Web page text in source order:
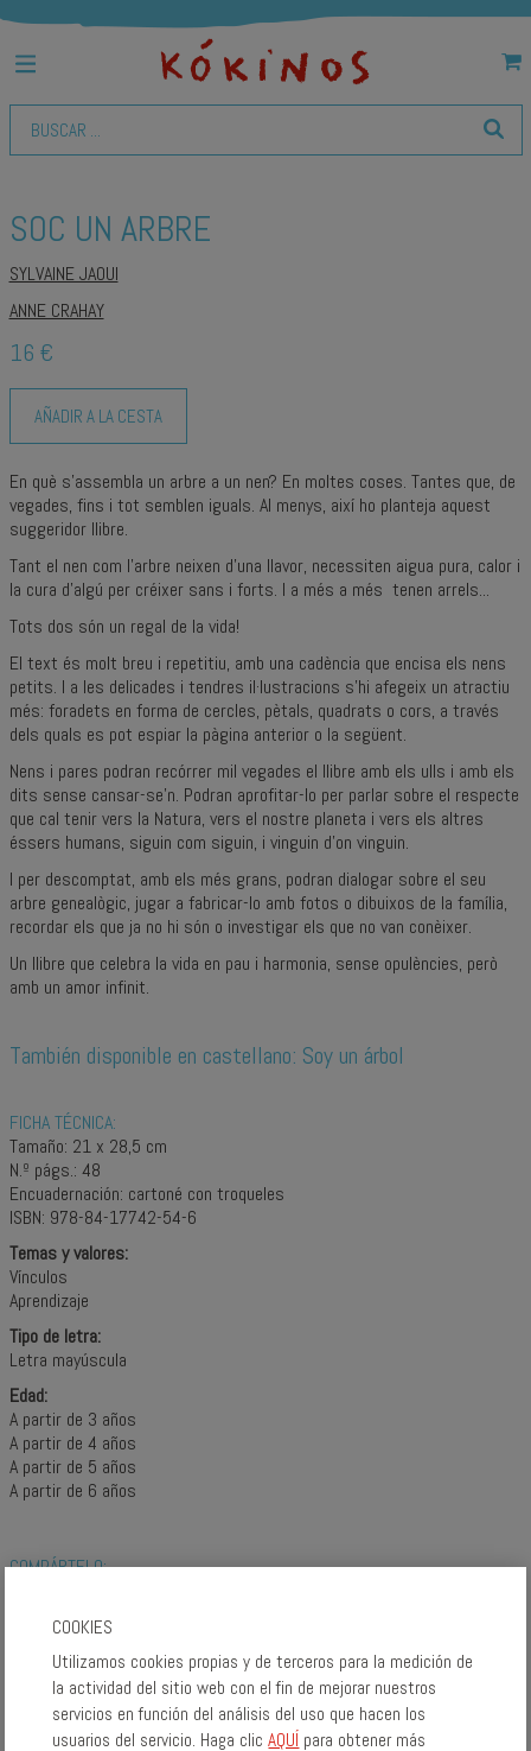
SOC UN ARBRE
SYLVAINE JAOUI
ANNE CRAHAY
16 €
AÑADIR A LA CESTA
En què s’assembla un arbre a un nen? En moltes coses. Tantes que, de
vegades, fins i tot semblen iguals. Al menys, així ho planteja aquest
suggeridor llibre.
Tant el nen com l’arbre neixen d’una llavor, necessiten aigua pura, calor i
la cura d’algú per créixer sans i forts. I a més a més tenen arrels...
Tots dos són un regal de la vida!
El text és molt breu i repetitiu, amb una cadència que encisa els nens
petits. I a les delicades i tendres il·lustracions s’hi afegeix un atractiu
més: foradets en forma de cercles, pètals, quadrats o cors, a través
dels quals es pot espiar la pàgina anterior o la següent.
Nens i pares podran recórrer mil vegades el llibre amb els ulls i amb els
dits sense cansar-se’n. Podran aprofitar-lo per parlar sobre el respecte
que cal tenir vers la Natura, vers el nostre planeta i vers els altres
éssers humans, siguin com siguin, i vinguin d’on vinguin.
I per descomptat, amb els més grans, podran dialogar sobre el seu
arbre genealògic, jugar a fabricar-lo amb fotos o dibuixos de la família,
recordar els que ja no hi són o investigar els que no van conèixer.
Un llibre que celebra la vida en pau i harmonia, sense opulències, però
amb un amor infinit.
También disponible en castellano: Soy un árbol
FICHA TÉCNICA:
Tamaño: 21 x 28,5 cm
N.º págs.: 48
Encuadernación: cartoné con troqueles
ISBN: 978-84-17742-54-6
Temas y valores:
Vínculos
Aprendizaje
Tipo de letra:
Letra mayúscula
Edad:
A partir de 3 años
A partir de 4 años
A partir de 5 años
A partir de 6 años
COMPÁRTELO:
COOKIES
Utilizamos cookies propias y de terceros para la medición de
la actividad del sitio web con el fin de mejorar nuestros
servicios en función del análisis del uso que hacen los
usuarios del servicio. Haga clicAQUÍ para obtener más